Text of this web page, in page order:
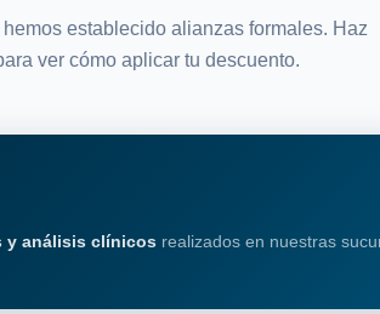
establecido alianzas formales. Haz
ver cómo aplicar tu descuento.
y análisis clínicos realizados en nuestras